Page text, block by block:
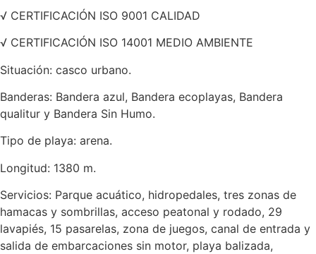
√ CERTIFICACIÓN ISO 9001 CALIDAD
√ CERTIFICACIÓN ISO 14001 MEDIO AMBIENTE
Situación: casco urbano.
Banderas: Bandera azul, Bandera ecoplayas, Bandera
qualitur y Bandera Sin Humo.
Tipo de playa: arena.
Longitud: 1380 m.
Servicios: Parque acuático, hidropedales, tres zonas de
hamacas y sombrillas, acceso peatonal y rodado, 29
lavapiés, 15 pasarelas, zona de juegos, canal de entrada y
salida de embarcaciones sin motor, playa balizada,